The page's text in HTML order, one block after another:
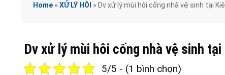
Home » XỬ LÝ HÔI » Dv xử lý mùi hôi cống nhà vệ sinh tại
Dv xử lý mùi hôi cống nhà vệ sinh tại
5/5 - (1 bình chọn)